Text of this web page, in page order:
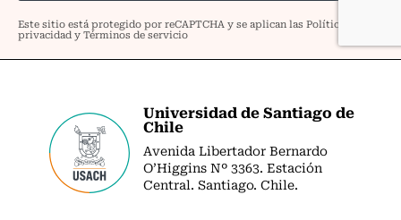
Universidad de Santiago de
Chile
Avenida Libertador Bernardo
O’Higgins Nº 3363. Estación
Central. Santiago. Chile.